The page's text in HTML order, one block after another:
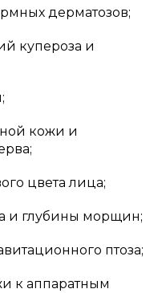
дерматозов;
купероза и
кожи и
цвета лица;
и глубины морщин;
птоза;
к аппаратным